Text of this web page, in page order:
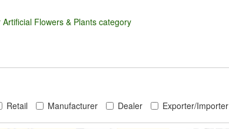
Flowers & Plants category
Retail Manufacturer Dealer Exporter/Importer